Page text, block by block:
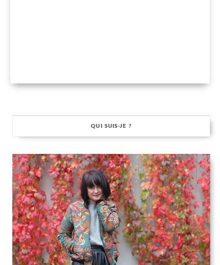
QUI SUIS-JE ?